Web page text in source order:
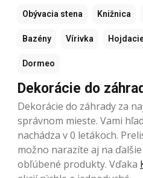
Obývacia stena Knižnica
Bazény Vírivka
Dormeo
Dekorácie do
Dekorácie do záhrady za
správnom mieste. Vami
nachádza v 0 letákoch.
možno narazíte aj na
obľúbené produkty. Vďaka